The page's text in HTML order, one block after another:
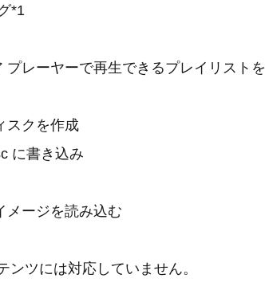
*1
プレーヤーで再生できるプレイリストを
スクを作成
に書き込み
メージを読み込む
ツには対応していません。